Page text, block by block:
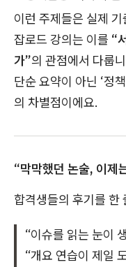
이런 주제들은 실제
잡로드 강의는 이를 “
가”의 관점에서 다룹
단순 요약이 아닌 ‘정
의 차별점이에요.
“막막했던 논술, 이제
합격생들의 후기를 한
“이슈를 읽는 눈이
“개요 연습이 제일